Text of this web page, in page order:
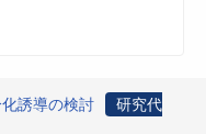
誘導の検討
研究代